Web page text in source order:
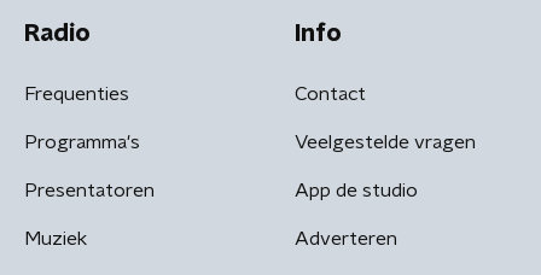
Radio
Frequenties
Programma's
Presentatoren
Muziek
Info
Contact
Veelgestelde vragen
App de studio
Adverteren